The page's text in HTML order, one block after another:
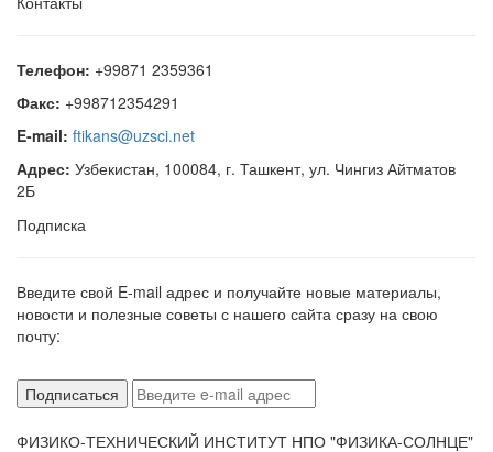
Телефон: +99871 2359361
Факс: +998712354291
E-mail: ftikans@uzsci.net
Адрес: Узбекистан, 100084, г. Ташкент, ул. Чингиз Айтматов
2Б
Подписка
Введите свой E-mail адрес и получайте новые материалы,
новости и полезные советы с нашего сайта сразу на свою
почту:
ФИЗИКО-ТЕХНИЧЕСКИЙ ИНСТИТУТ НПО "ФИЗИКА-СОЛНЦЕ"